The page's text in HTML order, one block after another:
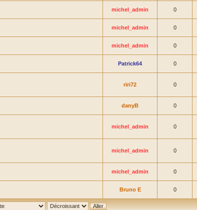
michel_admin 0
michel_admin 0
michel_admin 0
Patrick64 0
riri72 0
danyB 0
michel_admin 0
michel_admin 0
michel_admin 0
Bruno E 0